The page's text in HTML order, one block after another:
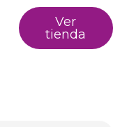
Ver
tienda